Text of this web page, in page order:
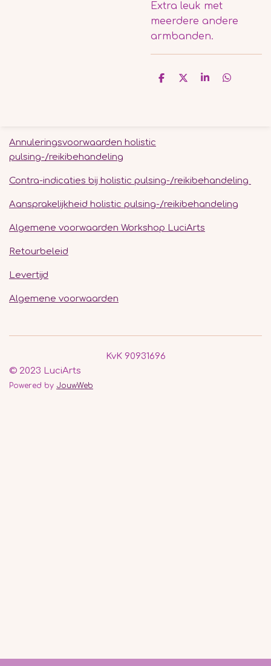
Extra leuk met
meerdere andere
armbanden.
D
D
S
D
Annuleringsvoorwaarden holistic
pulsing-/reikibehandeling
Contra-indicaties bij holistic pulsing-/reikibehandeling
Aansprakelijkheid holistic pulsing-/reikibehandeling
Algemene voorwaarden Workshop LuciArts
Retourbeleid
Levertijd
Algemene voorwaarden
KvK 90931696
© 2023 LuciArts
Powered by JouwWeb